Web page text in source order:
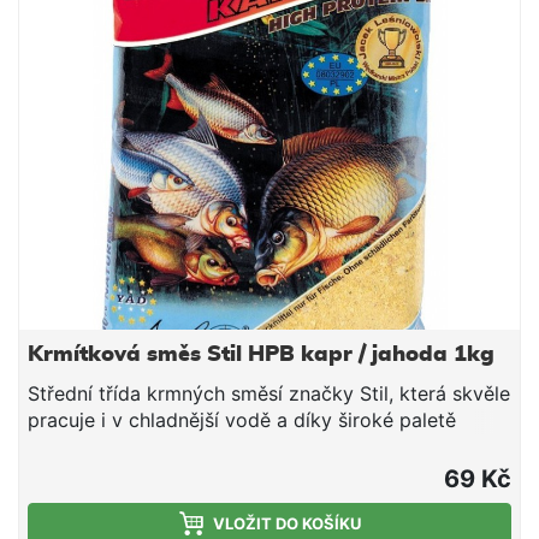
dovlhčujeme. Po vsáknutí a vzniku vhodné
konzistence plníme do krmítek.
Krmítková směs Stil HPB kapr / jahoda 1kg
Střední třída krmných směsí značky Stil, která skvěle
pracuje i v chladnější vodě a díky široké paletě
pravou směs pro daný revír či cílovou rybu. V rámci
poměru ceny a nabízené kvality tyto směsi jen těžko
hledají konkurenci - doporučujeme. Složení: Mleté
69 Kč
VLOŽIT DO KOŠÍKU